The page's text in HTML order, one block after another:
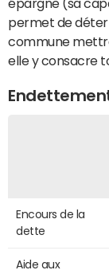
épargne (sa
permet de
commune
elle y consacre
Encours de la
dette
Aide aux